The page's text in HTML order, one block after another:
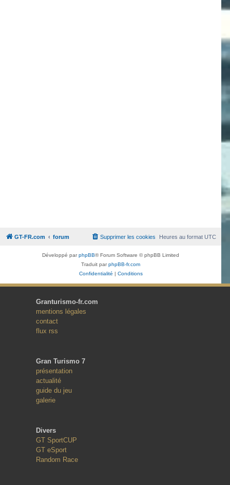
GT-FR.com forum Heures au formatUTC
Supprimer les cookies
Développé parphpBB® Forum Software © phpBB Limited
Traduit parphpBB-fr.com
Confidentialité | Conditions
Granturismo-fr.com
mentions légales
contact
flux rss
Gran Turismo 7
présentation
actualité
guide du jeu
galerie
Divers
GT SportCUP
GT eSport
Random Race